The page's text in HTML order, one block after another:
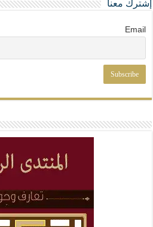
إشترك معنا
Email